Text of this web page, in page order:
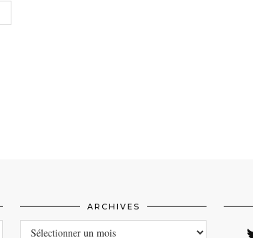
ARCHIVES
ARCHIVES